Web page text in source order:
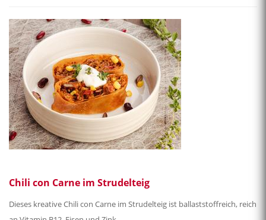
Chili con Carne im Strudelteig
Dieses kreative Chili con Carne im Strudelteig ist ballaststoffreich, reich